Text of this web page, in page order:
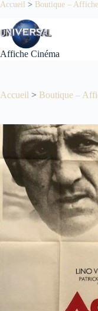
Passer
contenu
Accueil > Boutique –
Affiche Cinéma
Accueil > Boutique –